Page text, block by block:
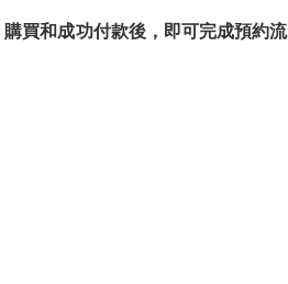
買和成功付款後，即可完成預約流